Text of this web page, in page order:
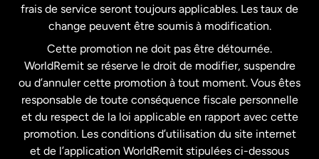
États-Unis Español
France
Malaisie
Nouvelle-Zélande
frais de service seront toujours applicables. Les taux de
change peuvent être soumis à modification.
Cette promotion ne doit pas être détournée.
WorldRemit se réserve le droit de modifier, suspendre
ou d’annuler cette promotion à tout moment. Vous êtes
responsable de toute conséquence fiscale personnelle
et du respect de la loi applicable en rapport avec cette
promotion. Les conditions d’utilisation du site internet
et de l’application WorldRemit stipulées ci-dessous